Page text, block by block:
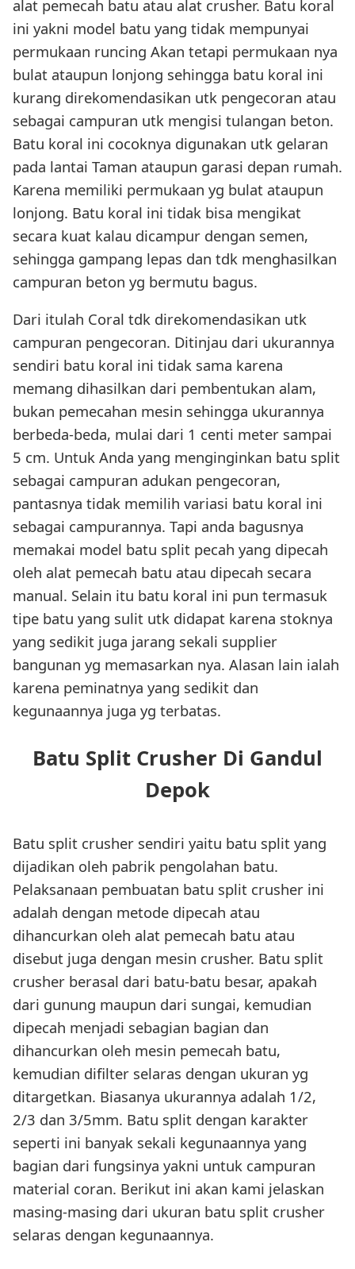
alat pemecah batu atau alat crusher. Batu koral
ini yakni model batu yang tidak mempunyai
permukaan runcing Akan tetapi permukaan nya
bulat ataupun lonjong sehingga batu koral ini
kurang direkomendasikan utk pengecoran atau
sebagai campuran utk mengisi tulangan beton.
Batu koral ini cocoknya digunakan utk gelaran
pada lantai Taman ataupun garasi depan rumah.
Karena memiliki permukaan yg bulat ataupun
lonjong. Batu koral ini tidak bisa mengikat
secara kuat kalau dicampur dengan semen,
sehingga gampang lepas dan tdk menghasilkan
campuran beton yg bermutu bagus.
Dari itulah Coral tdk direkomendasikan utk
campuran pengecoran. Ditinjau dari ukurannya
sendiri batu koral ini tidak sama karena
memang dihasilkan dari pembentukan alam,
bukan pemecahan mesin sehingga ukurannya
berbeda-beda, mulai dari 1 centi meter sampai
5 cm. Untuk Anda yang menginginkan batu split
sebagai campuran adukan pengecoran,
pantasnya tidak memilih variasi batu koral ini
sebagai campurannya. Tapi anda bagusnya
memakai model batu split pecah yang dipecah
oleh alat pemecah batu atau dipecah secara
manual. Selain itu batu koral ini pun termasuk
tipe batu yang sulit utk didapat karena stoknya
yang sedikit juga jarang sekali supplier
bangunan yg memasarkan nya. Alasan lain ialah
karena peminatnya yang sedikit dan
kegunaannya juga yg terbatas.
Batu Split Crusher Di Gandul
Depok
Batu split crusher sendiri yaitu batu split yang
dijadikan oleh pabrik pengolahan batu.
Pelaksanaan pembuatan batu split crusher ini
adalah dengan metode dipecah atau
dihancurkan oleh alat pemecah batu atau
disebut juga dengan mesin crusher. Batu split
crusher berasal dari batu-batu besar, apakah
dari gunung maupun dari sungai, kemudian
dipecah menjadi sebagian bagian dan
dihancurkan oleh mesin pemecah batu,
kemudian difilter selaras dengan ukuran yg
ditargetkan. Biasanya ukurannya adalah 1/2,
2/3 dan 3/5mm. Batu split dengan karakter
seperti ini banyak sekali kegunaannya yang
bagian dari fungsinya yakni untuk campuran
material coran. Berikut ini akan kami jelaskan
masing-masing dari ukuran batu split crusher
selaras dengan kegunaannya.